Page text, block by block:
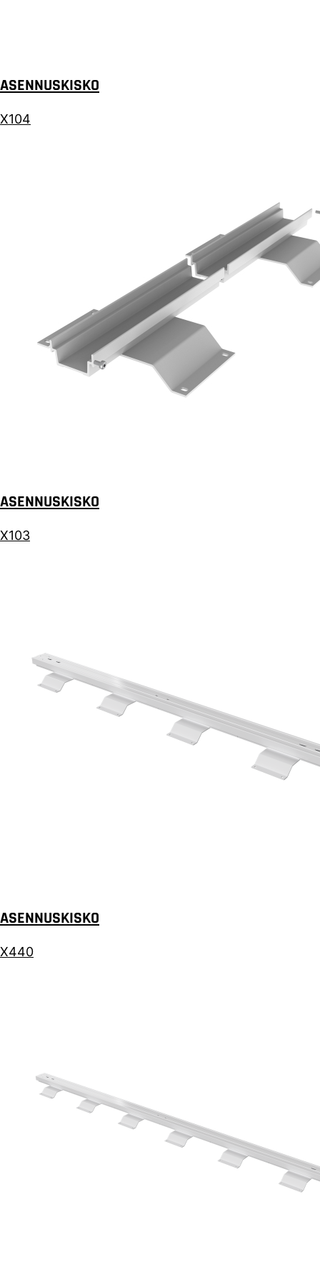
ASENNUSKISKO
X104
ASENNUSKISKO
X103
ASENNUSKISKO
X440